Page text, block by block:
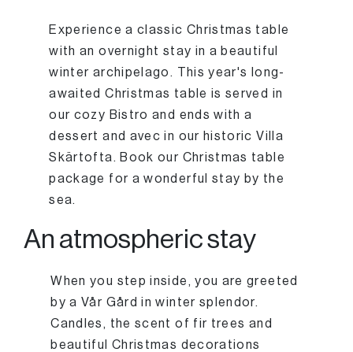
Experience a classic Christmas table
with an overnight stay in a beautiful
winter archipelago. This year's long-
awaited Christmas table is served in
our cozy Bistro and ends with a
dessert and avec in our historic Villa
Skärtofta. Book our Christmas table
package for a wonderful stay by the
sea.
An atmospheric stay
When you step inside, you are greeted
by a Vår Gård in winter splendor.
Candles, the scent of fir trees and
beautiful Christmas decorations